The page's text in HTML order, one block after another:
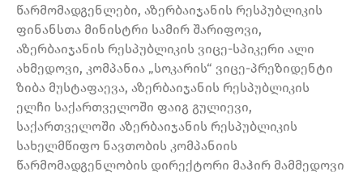
წარმომადგენლები, აზერბაიჯანის რესპუბლიკის
ფინანსთა მინისტრი სამირ შარიფოვი,
აზერბაიჯანის რესპუბლიკის ვიცე-სპიკერი ალი
ახმედოვი, კომპანია „სოკარის“ ვიცე-პრეზიდენტი
ზიბა მუსტაფაევა, აზერბაიჯანის რესპუბლიკის
ელჩი საქართველოში ფაიგ გულიევი,
საქართველოში აზერბაიჯანის რესპუბლიკის
სახელმწიფო ნავთობის კომპანიის
წარმომადგენლობის დირექტორი მაჰირ მამმედოვი